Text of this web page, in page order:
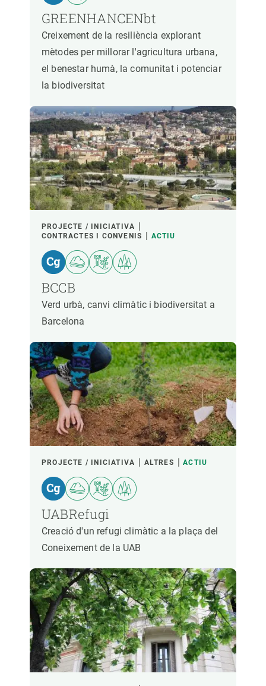
GREENHANCENbt
Creixement de la resiliència explorant
mètodes per millorar l'agricultura urbana,
el benestar humà, la comunitat i potenciar
la biodiversitat
PROJECTE / INICIATIVA
CONTRACTES I CONVENIS
ACTIU
BCCB
Verd urbà, canvi climàtic i biodiversitat a
Barcelona
PROJECTE / INICIATIVA ALTRES ACTIU
UABRefugi
Creació d'un refugi climàtic a la plaça del
Coneixement de la UAB